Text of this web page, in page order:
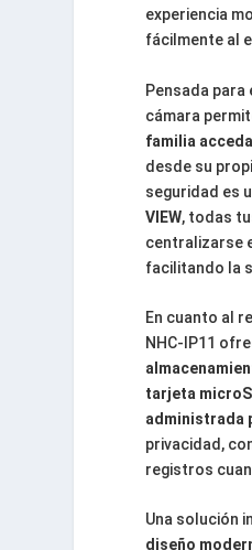
experiencia
fácilmente al
Pensada
cámara
familia
desde su
seguridad es
VIEW, todas
centralizarse
facilitando la
En cuanto al
NHC-IP11
tarjeta
administrada
privacidad,
registros
Una solución
diseño